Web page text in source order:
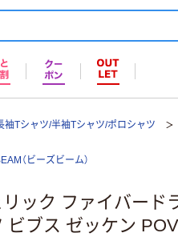
袖Tシャツ/半袖Tシャツ/ポロシャツ
（ビーズビーム）
リック ファイバード
ビブス ゼッケン